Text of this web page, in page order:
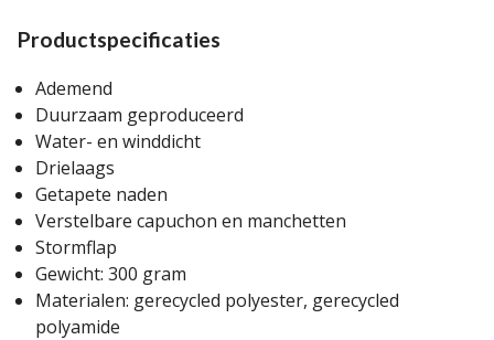
Productspecificaties
Ademend
Duurzaam geproduceerd
Water- en winddicht
Drielaags
Getapete naden
Verstelbare capuchon en manchetten
Stormflap
Gewicht: 300 gram
Materialen: gerecycled polyester, gerecycled
polyamide